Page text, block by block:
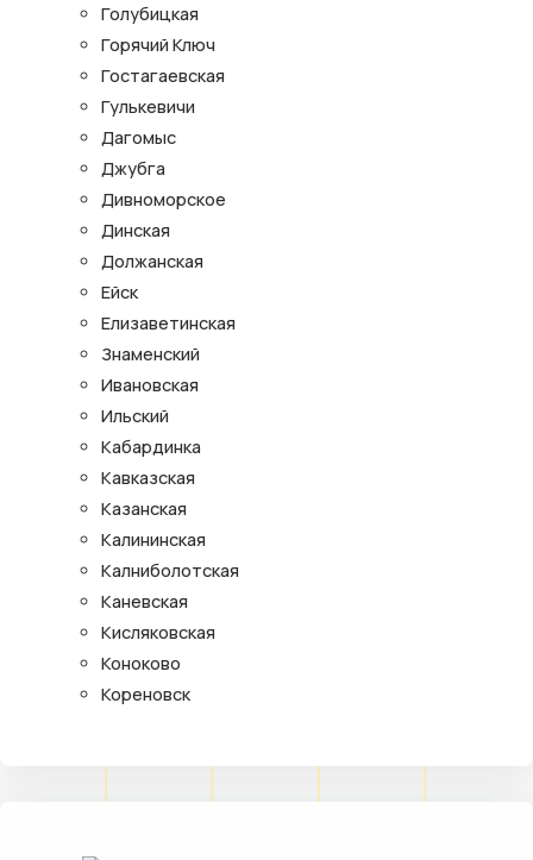
Голубицкая
Горячий Ключ
Гостагаевская
Гулькевичи
Дагомыс
Джубга
Дивноморское
Динская
Должанская
Ейск
Елизаветинская
Знаменский
Ивановская
Ильский
Кабардинка
Кавказская
Казанская
Калининская
Калниболотская
Каневская
Кисляковская
Коноково
Кореновск